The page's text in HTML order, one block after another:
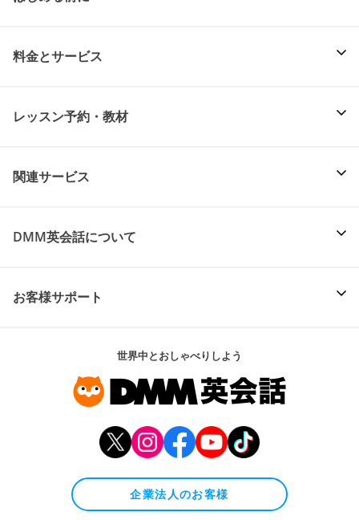
料金とサービス
レッスン予約・教材
関連サービス
DMM英会話について
お客様サポート
世界中とおしゃべりしよう
企業法人のお客様